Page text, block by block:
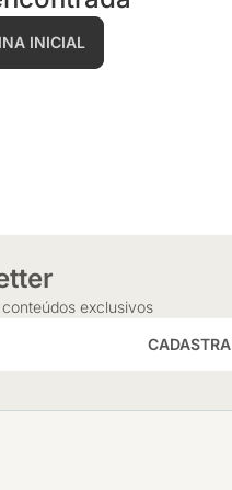
INICIAL
exclusivos